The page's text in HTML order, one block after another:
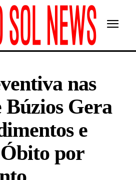
nas
Búzios Gera
e
por